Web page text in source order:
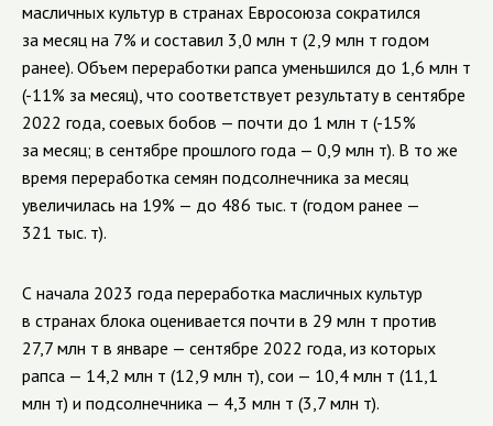
масличных культур в странах Евросоюза сократился
за месяц на 7% и составил 3,0 млн т (2,9 млн т годом
ранее). Объем переработки рапса уменьшился до 1,6 млн т
(-11% за месяц), что соответствует результату в сентябре
2022 года, соевых бобов — почти до 1 млн т (-15%
за месяц; в сентябре прошлого года — 0,9 млн т). В то же
время переработка семян подсолнечника за месяц
увеличилась на 19% — до 486 тыс. т (годом ранее —
321 тыс. т).
С начала 2023 года переработка масличных культур
в странах блока оценивается почти в 29 млн т против
27,7 млн т в январе — сентябре 2022 года, из которых
рапса — 14,2 млн т (12,9 млн т), сои — 10,4 млн т (11,1
млн т) и подсолнечника — 4,3 млн т (3,7 млн т).